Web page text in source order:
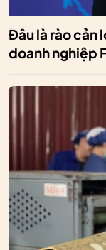
Đâu là rào cản
doanh nghiệp